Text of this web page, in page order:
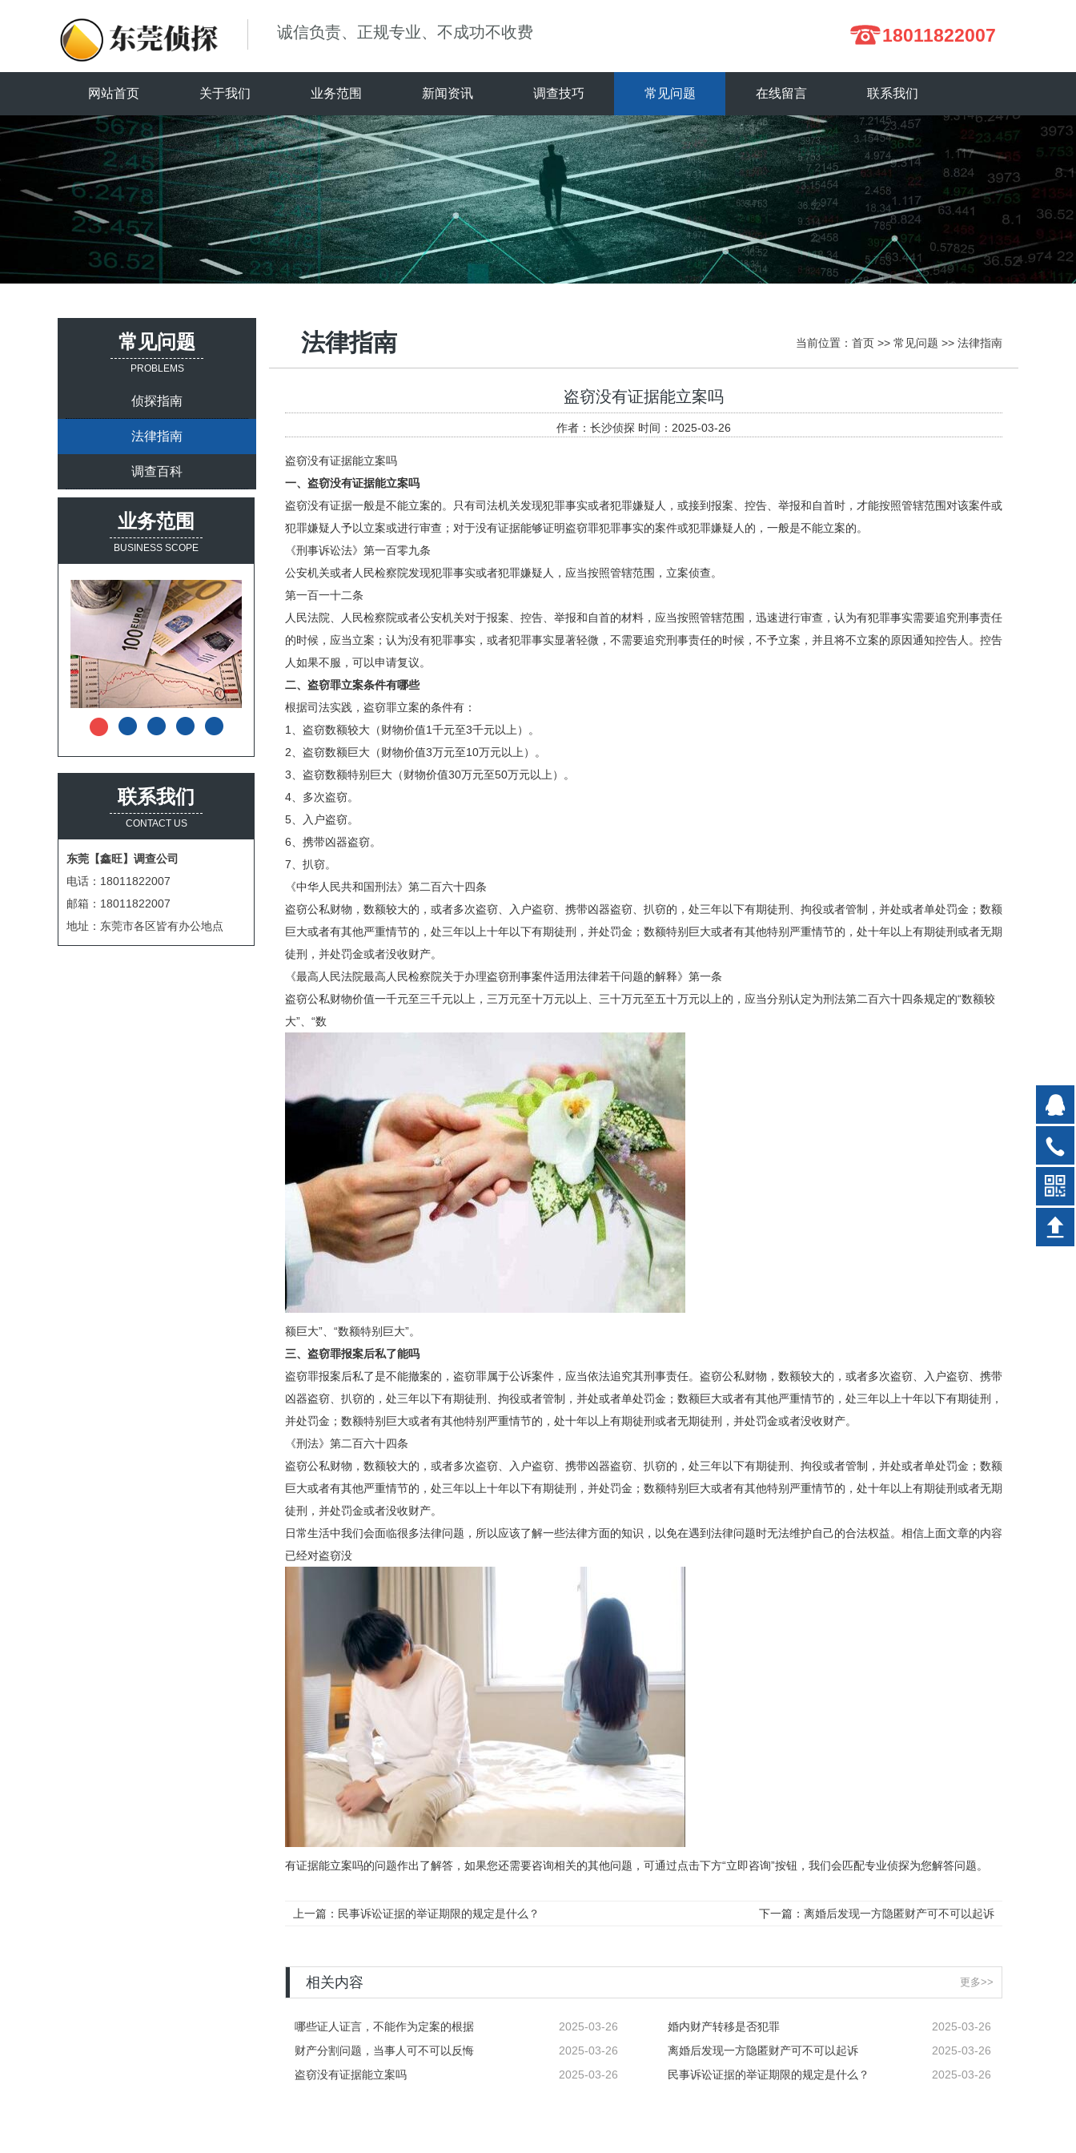
诚信负责、正规专业、不成功不收费 18011822007
网站首页 关于我们 业务范围 新闻资讯 调查技巧 常见问题 在线留言 联系我们
常见问题
PROBLEMS
侦探指南
法律指南
调查百科
业务范围
BUSINESS SCOPE
联系我们
CONTACT US
东莞【鑫旺】调查公司
电话：18011822007
邮箱：18011822007
地址：东莞市各区皆有办公地点
法律指南 当前位置： 首页 >> 常见问题 >> 法律指南
盗窃没有证据能立案吗
作者：长沙侦探 时间：2025-03-26
盗窃没有证据能立案吗
一、盗窃没有证据能立案吗
盗窃没有证据一般是不能立案的。只有司法机关发现犯罪事实或者犯罪嫌疑人，或接到报案、控告、举报和自首时，才能按照管辖范围对该案件或
犯罪嫌疑人予以立案或进行审查；对于没有证据能够证明盗窃罪犯罪事实的案件或犯罪嫌疑人的，一般是不能立案的。
《刑事诉讼法》第一百零九条
公安机关或者人民检察院发现犯罪事实或者犯罪嫌疑人，应当按照管辖范围，立案侦查。
第一百一十二条
人民法院、人民检察院或者公安机关对于报案、控告、举报和自首的材料，应当按照管辖范围，迅速进行审查，认为有犯罪事实需要追究刑事责任
的时候，应当立案；认为没有犯罪事实，或者犯罪事实显著轻微，不需要追究刑事责任的时候，不予立案，并且将不立案的原因通知控告人。控告
人如果不服，可以申请复议。
二、盗窃罪立案条件有哪些
根据司法实践，盗窃罪立案的条件有：
1、盗窃数额较大（财物价值1千元至3千元以上）。
2、盗窃数额巨大（财物价值3万元至10万元以上）。
3、盗窃数额特别巨大（财物价值30万元至50万元以上）。
4、多次盗窃。
5、入户盗窃。
6、携带凶器盗窃。
7、扒窃。
《中华人民共和国刑法》第二百六十四条
盗窃公私财物，数额较大的，或者多次盗窃、入户盗窃、携带凶器盗窃、扒窃的，处三年以下有期徒刑、拘役或者管制，并处或者单处罚金；数额
巨大或者有其他严重情节的，处三年以上十年以下有期徒刑，并处罚金；数额特别巨大或者有其他特别严重情节的，处十年以上有期徒刑或者无期
徒刑，并处罚金或者没收财产。
《最高人民法院最高人民检察院关于办理盗窃刑事案件适用法律若干问题的解释》第一条
盗窃公私财物价值一千元至三千元以上，三万元至十万元以上、三十万元至五十万元以上的，应当分别认定为刑法第二百六十四条规定的“数额较
大”、“数
额巨大”、“数额特别巨大”。
三、盗窃罪报案后私了能吗
盗窃罪报案后私了是不能撤案的，盗窃罪属于公诉案件，应当依法追究其刑事责任。盗窃公私财物，数额较大的，或者多次盗窃、入户盗窃、携带
凶器盗窃、扒窃的，处三年以下有期徒刑、拘役或者管制，并处或者单处罚金；数额巨大或者有其他严重情节的，处三年以上十年以下有期徒刑，
并处罚金；数额特别巨大或者有其他特别严重情节的，处十年以上有期徒刑或者无期徒刑，并处罚金或者没收财产。
《刑法》第二百六十四条
盗窃公私财物，数额较大的，或者多次盗窃、入户盗窃、携带凶器盗窃、扒窃的，处三年以下有期徒刑、拘役或者管制，并处或者单处罚金；数额
巨大或者有其他严重情节的，处三年以上十年以下有期徒刑，并处罚金；数额特别巨大或者有其他特别严重情节的，处十年以上有期徒刑或者无期
徒刑，并处罚金或者没收财产。
日常生活中我们会面临很多法律问题，所以应该了解一些法律方面的知识，以免在遇到法律问题时无法维护自己的合法权益。相信上面文章的内容
已经对盗窃没
有证据能立案吗的问题作出了解答，如果您还需要咨询相关的其他问题，可通过点击下方“立即咨询”按钮，我们会匹配专业侦探为您解答问题。
上一篇： 民事诉讼证据的举证期限的规定是什么？ 下一篇： 离婚后发现一方隐匿财产可不可以起诉
相关内容 更多>>
哪些证人证言，不能作为定案的根据 2025-03-26 婚内财产转移是否犯罪
2025-03-26
财产分割问题，当事人可不可以反悔
2025-03-26 离婚后发现一方隐匿财产可不可以起诉
2025-03-26
盗窃没有证据能立案吗
2025-03-26 民事诉讼证据的举证期限的规定是什么？ 2025-03-26